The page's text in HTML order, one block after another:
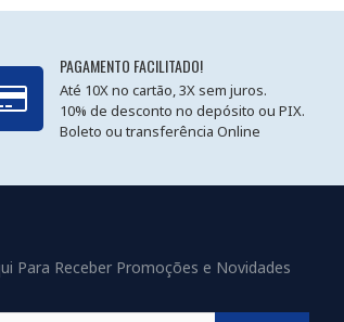
PAGAMENTO FACILITADO!
Até 10X no cartão, 3X sem juros.
10% de desconto no depósito ou PIX.
Boleto ou transferência Online
Para Receber Promoções e Novidades